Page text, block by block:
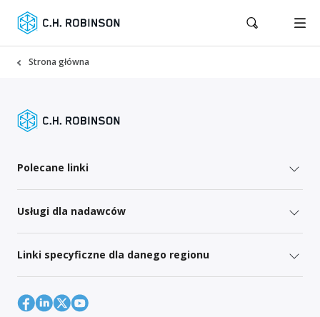
Strona główna
Polecane linki
Usługi dla nadawców
Linki specyficzne dla danego regionu